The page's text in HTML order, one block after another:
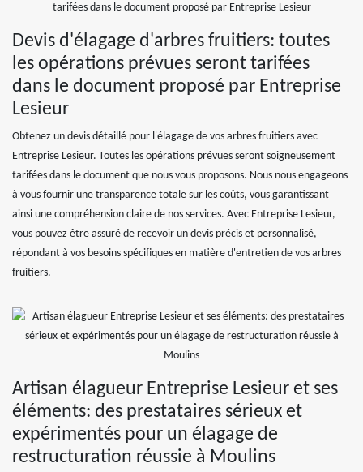
Devis d'élagage d'arbres fruitiers: toutes
les opérations prévues seront tarifées
dans le document proposé par Entreprise
Lesieur
Obtenez un devis détaillé pour l'élagage de vos arbres fruitiers avec
Entreprise Lesieur. Toutes les opérations prévues seront soigneusement
tarifées dans le document que nous vous proposons. Nous nous engageons
à vous fournir une transparence totale sur les coûts, vous garantissant
ainsi une compréhension claire de nos services. Avec Entreprise Lesieur,
vous pouvez être assuré de recevoir un devis précis et personnalisé,
répondant à vos besoins spécifiques en matière d'entretien de vos arbres
fruitiers.
Artisan élagueur Entreprise Lesieur et ses
éléments: des prestataires sérieux et
expérimentés pour un élagage de
restructuration réussie à Moulins